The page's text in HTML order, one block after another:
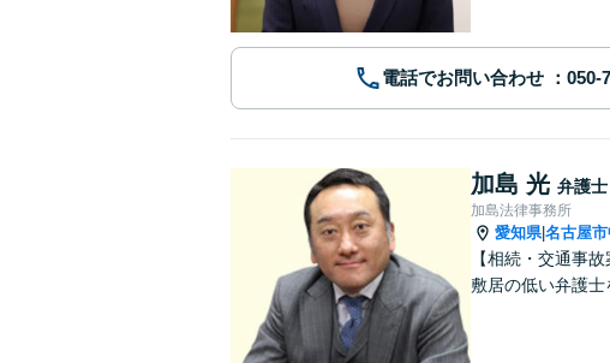
電話でお問い合わせ
加島 光 弁護士
加島法律事務所
愛知県|名古屋
【相続・交通事
敷居の低い弁護士